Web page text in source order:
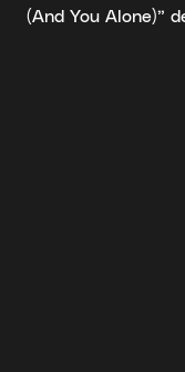
(And You Alone)”